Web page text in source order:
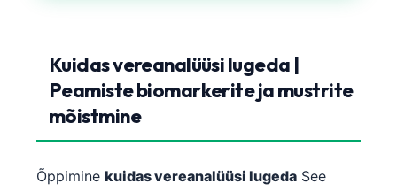
Kuidas vereanalüüsi lugeda |
Peamiste biomarkerite ja mustrite
mõistmine
Õppimine kuidas vereanalüüsi lugeda See
Беларуская мова
Esperanto